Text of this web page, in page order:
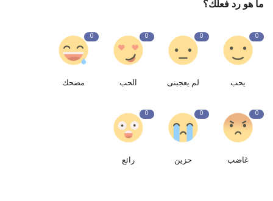
ما هو رد فعلك؟
0
يحب
0
لم يعجبنى
0
الحب
0
مضحك
0
غاضب
0
حزين
0
رائع